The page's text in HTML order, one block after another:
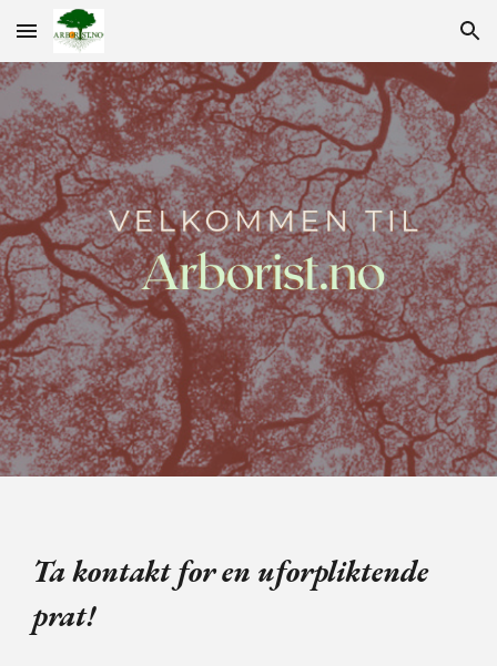
Skip to main content Skip to navigation
Ta kontakt for en uforpliktende
prat!